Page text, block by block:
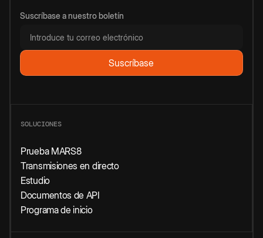
Suscríbase a nuestro boletín
SOLUCIONES
Prueba MARS8
Transmisiones en directo
Estudio
Documentos de API
Programa de inicio